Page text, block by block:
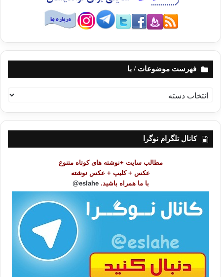
فهرست موضوعات / با
ه
ر
کانال تلگرام نوگرا
مطالب سایت +نوشته های کوتاه متنوع
عکس + کلیپ + عکس نوشته
با ما همراه باشید. eslahe@